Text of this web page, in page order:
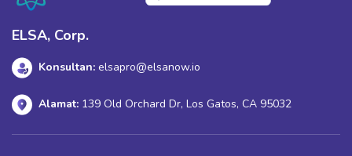
ELSA, Corp.
Konsultan: elsapro@elsanow.io
Alamat: 139 Old Orchard Dr, Los Gatos, CA 95032